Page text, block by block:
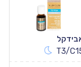
T3/